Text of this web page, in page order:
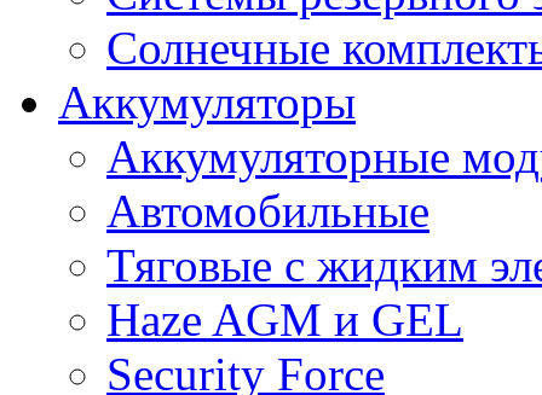
Солнечные
Аккумуляторы
Аккумуляторные
Автомобильные
Тяговые с жидким
Haze AGM и GEL
Security Force